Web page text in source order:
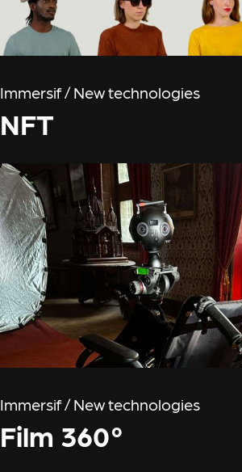
Immersif / New technologies
NFT
Immersif / New technologies
Film 360°